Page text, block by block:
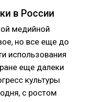
в России
медийной
но все еще до
использования
еще далеки
культуры
с ростом